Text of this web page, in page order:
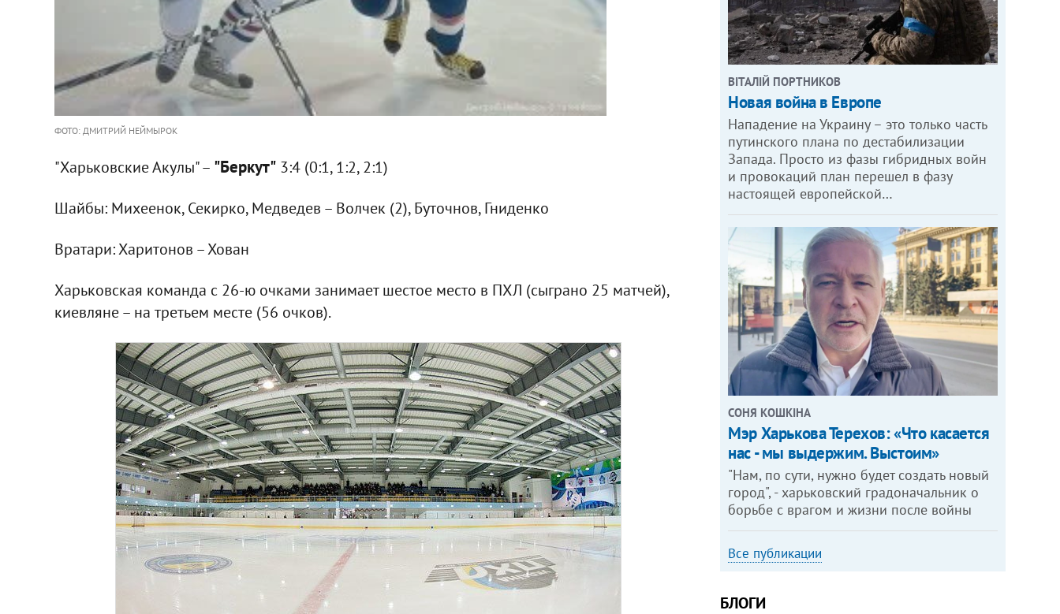
ФОТО: ДМИТРИЙ НЕЙМЫРОК
"Харьковские Акулы" – "Беркут"3:4 (0:1, 1:2, 2:1)
Шайбы: Михеенок, Секирко, Медведев – Волчек (2), Буточнов, Гниденко
Вратари: Харитонов – Хован
Харьковская команда с 26-ю очками занимает шестое место в ПХЛ (сыграно 25 матчей),
киевляне – на третьем месте (56 очков).
ВІТАЛІЙ ПОРТНИКОВ
Новая война в Европе
Нападение на Украину – это только часть
путинского плана по дестабилизации
Запада. Просто из фазы гибридных войн
и провокаций план перешел в фазу
настоящей европейской…
СОНЯ КОШКІНА
Мэр Харькова Терехов: «Что касается
нас - мы выдержим. Выстоим»
"Нам, по сути, нужно будет создать новый
город", - харьковский градоначальник о
борьбе с врагом и жизни после войны
Все публикации
БЛОГИ